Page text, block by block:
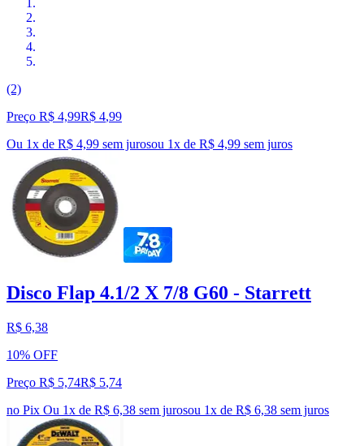
(2)
Preço R$ 4,99R$ 4,99
Ou 1x de R$ 4,99 sem jurosou 1x de R$ 4,99 sem juros
Disco Flap 4.1/2 X 7/8 G60 - Starrett
R$ 6,38
10% OFF
Preço R$ 5,74R$ 5,74
no Pix Ou 1x de R$ 6,38 sem jurosou 1x de R$ 6,38 sem juros